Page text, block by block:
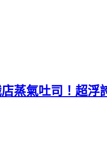
蒸氣吐司！超浮